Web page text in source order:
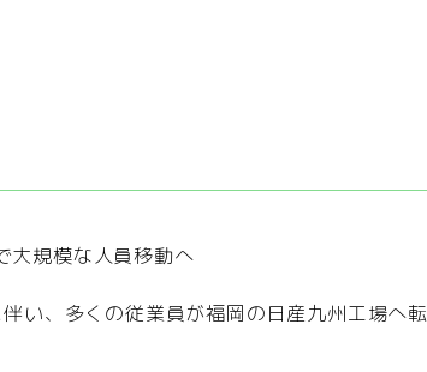
大規模な人員移動へ
い、多くの従業員が福岡の日産九州工場へ転